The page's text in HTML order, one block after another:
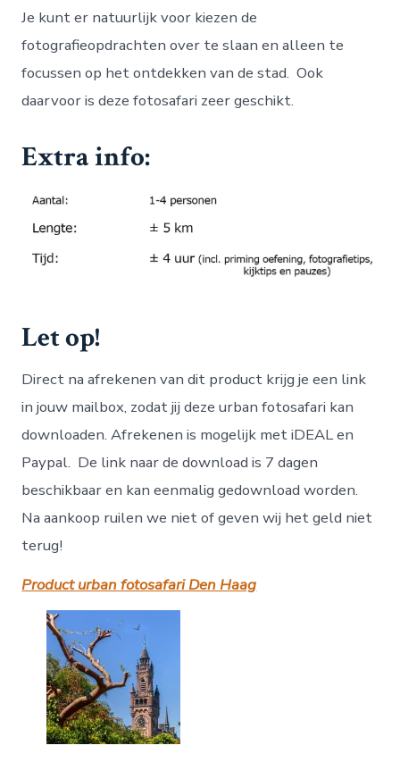
Je kunt er natuurlijk voor kiezen de
fotografieopdrachten over te slaan en alleen te
focussen op het ontdekken van de stad. Ook
daarvoor is deze fotosafari zeer geschikt.
Extra info:
Let op!
Direct na afrekenen van dit product krijg je een link
in jouw mailbox, zodat jij deze urban fotosafari kan
downloaden. Afrekenen is mogelijk met iDEAL en
Paypal. De link naar de download is 7 dagen
beschikbaar en kan eenmalig gedownload worden.
Na aankoop ruilen we niet of geven wij het geld niet
terug!
Product urban fotosafari Den Haag
……..